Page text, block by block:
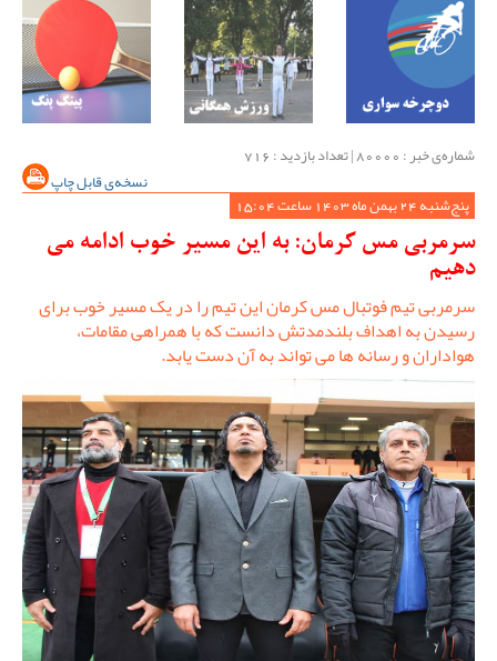
شماره‌ی خبر : ‌80000 | تعداد بازدید : 716
نسخه‌ی قابل چاپ
پنج‌شنبه 24 بهمن ماه 1403 ساعت 15:04
سرمربی مس کرمان: به این مسیر خوب ادامه می
دهیم
سرمربی تیم فوتبال مس کرمان این تیم را در یک مسیر خوب برای
رسیدن به اهداف بلندمدتش دانست که با همراهی مقامات،
هواداران و رسانه ها می تواند به آن دست یابد.